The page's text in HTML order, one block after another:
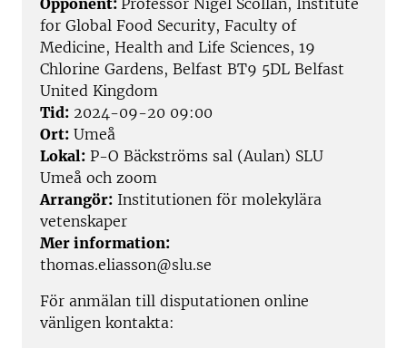
Opponent: Professor Nigel Scollan, Institute
for Global Food Security, Faculty of
Medicine, Health and Life Sciences, 19
Chlorine Gardens, Belfast BT9 5DL Belfast
United Kingdom
Tid: 2024-09-20 09:00
Ort: Umeå
Lokal: P-O Bäckströms sal (Aulan) SLU
Umeå och zoom
Arrangör: Institutionen för molekylära
vetenskaper
Mer information:
thomas.eliasson@slu.se
För anmälan till disputationen online
vänligen kontakta: